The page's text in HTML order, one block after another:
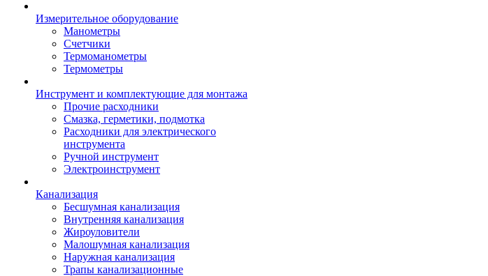
Измерительное оборудование
Манометры
Счетчики
Термоманометры
Термометры
Инструмент и комплектующие для монтажа
Прочие расходники
Смазка, герметики, подмотка
Расходники для электрического
инструмента
Ручной инструмент
Электроинструмент
Канализация
Бесшумная канализация
Внутренняя канализация
Жироуловители
Малошумная канализация
Наружная канализация
Трапы канализационные